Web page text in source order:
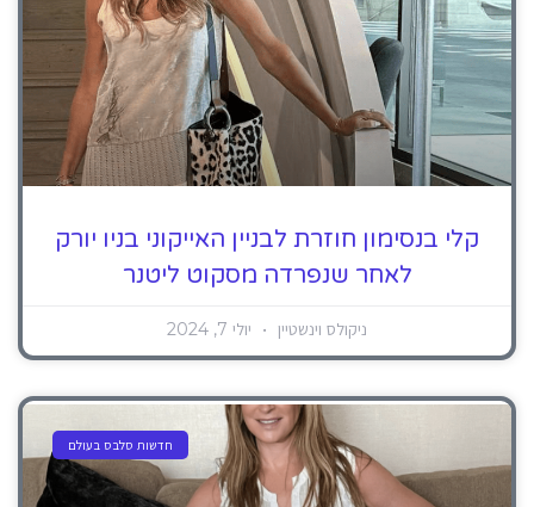
קלי בנסימון חוזרת לבניין האייקוני בניו יורק
לאחר שנפרדה מסקוט ליטנר
ניקולס וינשטיין יולי 7, 2024
חדשות סלבס בעולם